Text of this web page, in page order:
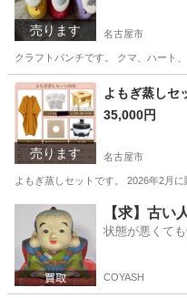
売ります 名古屋市
クラフトパンチです。 クマ、ハート
愛知 名古屋市 おもちゃ
売ります
よもぎ蒸しセ
35,000円
名古屋市
よもぎ蒸しセットです。 2026年2月
名古屋市 美容家電
【求】古い
状態が悪くて
COYASH